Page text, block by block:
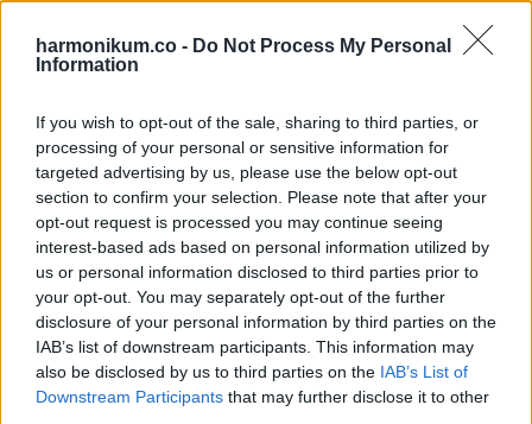
harmonikum.co - Do Not Process My Personal
Information
If you wish to opt-out of the sale, sharing to third parties, or
processing of your personal or sensitive information for
targeted advertising by us, please use the below opt-out
section to confirm your selection. Please note that after your
opt-out request is processed you may continue seeing
interest-based ads based on personal information utilized by
us or personal information disclosed to third parties prior to
your opt-out. You may separately opt-out of the further
disclosure of your personal information by third parties on the
IAB’s list of downstream participants. This information may
also be disclosed by us to third parties on the IAB’s List of
Downstream Participants that may further disclose it to other
Adrian bólintott.
„Igen. És nagyon sajnálom, hogy ennyit késtem.”
A szívem fájt, mégis megkönnyebbült. Tíz éven át
elképzeltem ezt a pillanatot. Néha haraggal, máskor
reménnyel. Most, hogy ott állt előttem, és láttam a
szemében az őszinteséget, éreztem, hogy valami bennem
lassan feloldódik.
Adrian körbenézett, aztán a falubeliek felé fordult.
„Ez a nő egyedül nevelte fel a fiamat. Azt tette, amit nekem
kellett volna. Büszkének kellene lenniük rá.”